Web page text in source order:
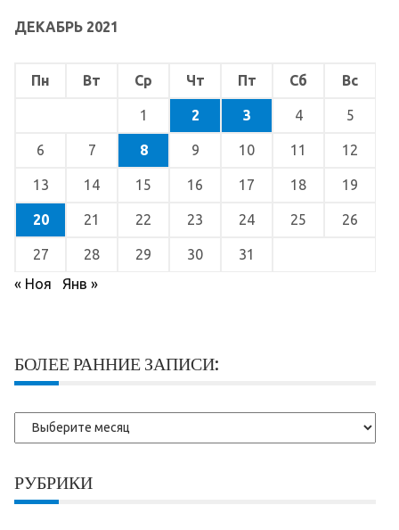
ДЕКАБРЬ 2021
Пн Вт Ср Чт Пт Сб Вс
1 2 3 4 5
6 7 8 9 10 11 12
13 14 15 16 17 18 19
20 21 22 23 24 25 26
27 28 29 30
31
« Ноя
Янв »
БОЛЕЕ РАННИЕ ЗАПИСИ:
Более
ранние
РУБРИКИ